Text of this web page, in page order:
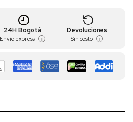
24H Bogotá
Envío express i
Devoluciones
Sin costo i